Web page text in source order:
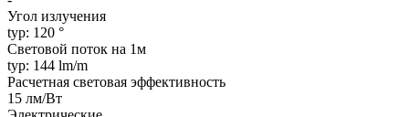
Угол излучения
typ: 120 °
Световой поток на 1м
typ: 144 lm/m
Расчетная световая эффективность
15 лм/Вт